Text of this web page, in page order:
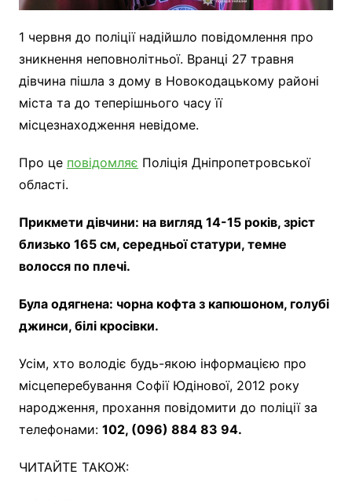
1 червня до поліції надійшло повідомлення про
зникнення неповнолітньої. Вранці 27 травня
дівчина пішла з дому в Новокодацькому районі
міста та до теперішнього часу її
місцезнаходження невідоме.
Про це повідомляє Поліція Дніпропетровської
області.
Прикмети дівчини: на вигляд 14-15 років, зріст
близько 165 см, середньої статури, темне
волосся по плечі.
Була одягнена: чорна кофта з капюшоном, голубі
джинси, білі кросівки.
Усім, хто володіє будь-якою інформацією про
місцеперебування Софії Юдінової, 2012 року
народження, прохання повідомити до поліції за
телефонами: 102, (096) 884 83 94.
ЧИТАЙТЕ ТАКОЖ: